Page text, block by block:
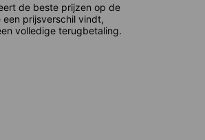
de beste prijzen op de
een prijsverschil vindt,
volledige terugbetaling.